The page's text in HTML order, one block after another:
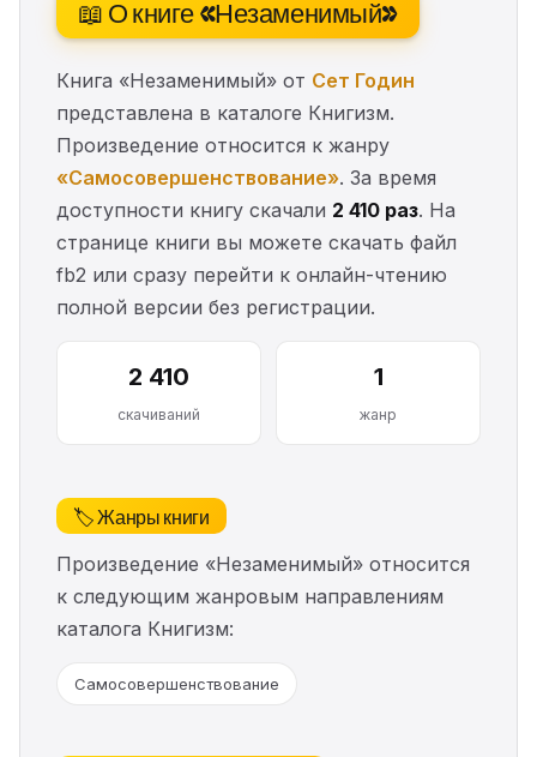
📖 О книге «Незаменимый»
Книга «Незаменимый» от Сет Годин
представлена в каталоге Книгизм.
Произведение относится к жанру
«Самосовершенствование». За время
доступности книгу скачали 2 410 раз. На
странице книги вы можете скачать файл
fb2 или сразу перейти к онлайн-чтению
полной версии без регистрации.
2 410
скачиваний
1
жанр
🏷️ Жанры книги
Произведение «Незаменимый» относится
к следующим жанровым направлениям
каталога Книгизм:
Самосовершенствование